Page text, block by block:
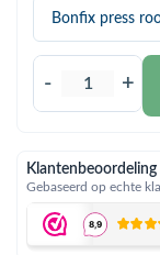
(Sanitair)
(Verwarming,
- +
Klantenbeoordeling
Gebaseerd op echte